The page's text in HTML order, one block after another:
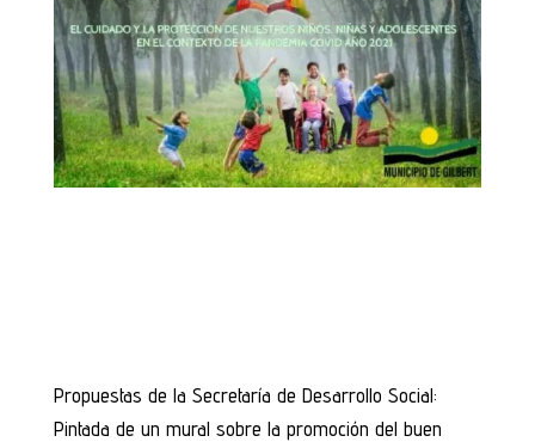
Propuestas de la Secretaría de Desarrollo Social:
Pintada de un mural sobre la promoción del buen